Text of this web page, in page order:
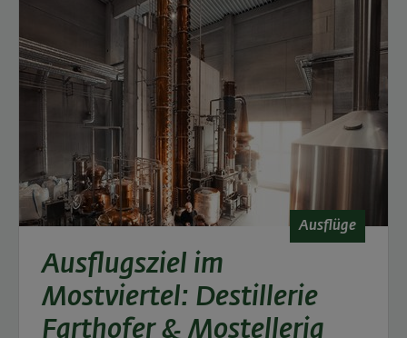
Ausflüge
Ausflugsziel im
Mostviertel: Destillerie
Farthofer & Mostelleria